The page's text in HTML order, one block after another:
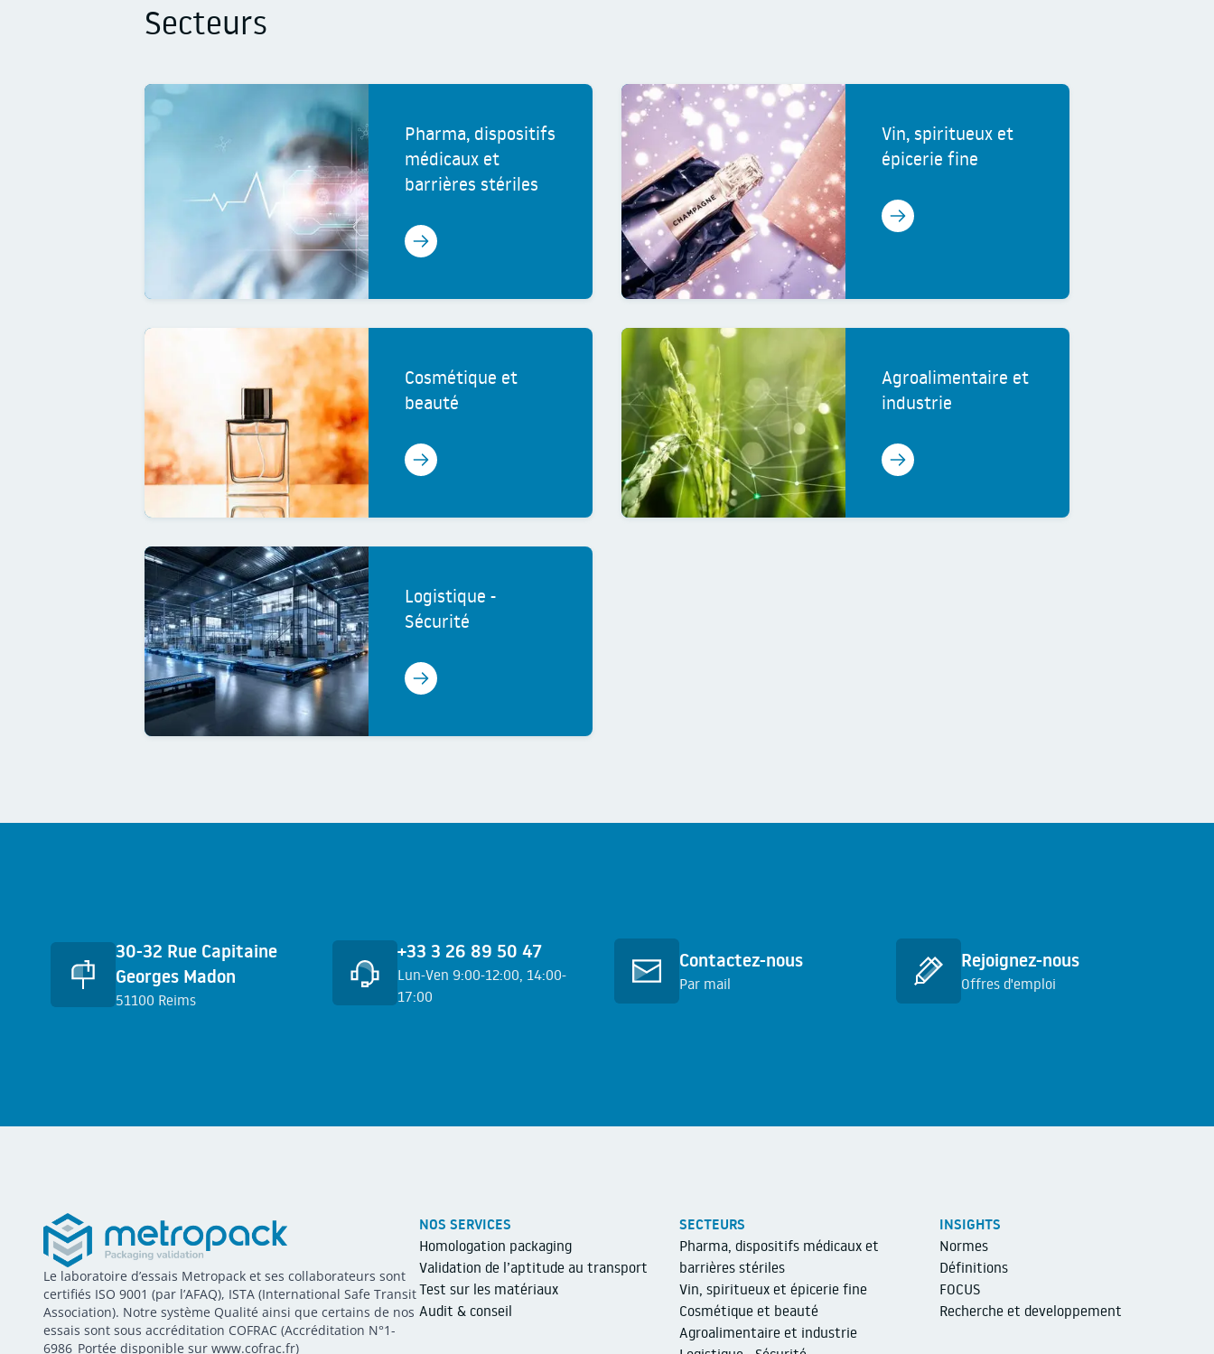
Secteurs
Pharma, dispositifs
médicaux et
barrières stériles
En savoir plus
Vin, spiritueux et
épicerie fine
En savoir plus
Cosmétique et
beauté
En savoir plus
Agroalimentaire et
industrie
En savoir plus
Logistique -
Sécurité
En savoir plus
30-32 Rue Capitaine
Georges Madon
51100 Reims
+33 3 26 89 50 47
Lun-Ven 9:00-12:00, 14:00-
17:00
Contactez-nous
Par mail
En savoir plus
Rejoignez-nous
Offres d'emploi
En savoir plus
METROPACK Packaging validation
Metropack
Le laboratoire d’essais Metropack et ses collaborateurs sont
certifiés ISO 9001 (par l’AFAQ), ISTA (International Safe Transit
Association). Notre système Qualité ainsi que certains de nos
essais sont sous accréditation COFRAC (Accréditation N°1-
6986_Portée disponible sur www.cofrac.fr)
NOS SERVICES
Homologation packaging
Validation de l’aptitude au transport
Test sur les matériaux
Audit & conseil
SECTEURS
Pharma, dispositifs médicaux et
barrières stériles
Vin, spiritueux et épicerie fine
Cosmétique et beauté
Agroalimentaire et industrie
INSIGHTS
Normes
Définitions
FOCUS
Recherche et developpement